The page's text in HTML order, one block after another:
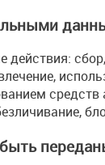
средств